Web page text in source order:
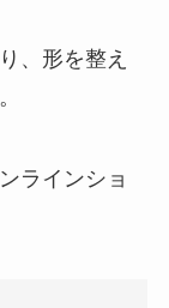
、形を整え
ラインショ